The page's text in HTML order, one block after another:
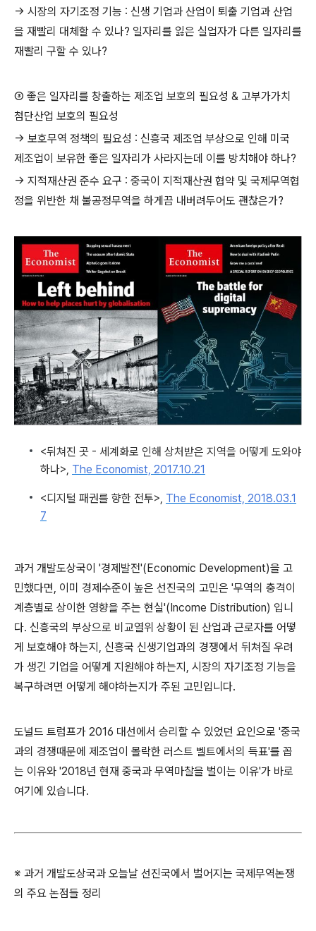
→ 시장의 자기조정 기능 : 신생 기업과 산업이 퇴출 기업과 산업
을 재빨리 대체할 수 있나? 일자리를 잃은 실업자가 다른 일자리를
재빨리 구할 수 있나?
③ 좋은 일자리를 창출하는 제조업 보호의 필요성 & 고부가가치
첨단산업 보호의 필요성
→ 보호무역 정책의 필요성 : 신흥국 제조업 부상으로 인해 미국
제조업이 보유한 좋은 일자리가 사라지는데 이를 방치해야 하나?
→ 지적재산권 준수 요구 : 중국이 지적재산권 협약 및 국제무역협
정을 위반한 채 불공정무역을 하게끔 내버려두어도 괜찮은가?
<뒤쳐진 곳 - 세계화로 인해 상처받은 지역을 어떻게 도와야
하나>, The Economist, 2017.10.21
<디지털 패권를 향한 전투>, The Economist, 2018.03.1
7
과거 개발도상국이 '경제발전'(Economic Development)을 고
민했다면, 이미 경제수준이 높은 선진국의 고민은 '무역의 충격이
계층별로 상이한 영향을 주는 현실'(Income Distribution) 입니
다. 신흥국의 부상으로 비교열위 상황이 된 산업과 근로자를 어떻
게 보호해야 하는지, 신흥국 신생기업과의 경쟁에서 뒤쳐질 우려
가 생긴 기업을 어떻게 지원해야 하는지, 시장의 자기조정 기능을
복구하려면 어떻게 해야하는지가 주된 고민입니다.
도널드 트럼프가 2016 대선에서 승리할 수 있었던 요인으로 '중국
과의 경쟁때문에 제조업이 몰락한 러스트 벨트에서의 득표'를 꼽
는 이유와 '2018년 현재 중국과 무역마찰을 벌이는 이유'가 바로
여기에 있습니다.
※ 과거 개발도상국과 오늘날 선진국에서 벌어지는 국제무역논쟁
의 주요 논점들 정리